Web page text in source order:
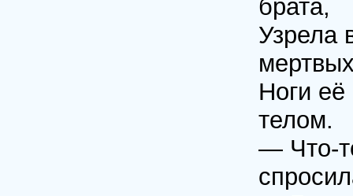
брата,
Узрела
Ноги
телом.
— Что-